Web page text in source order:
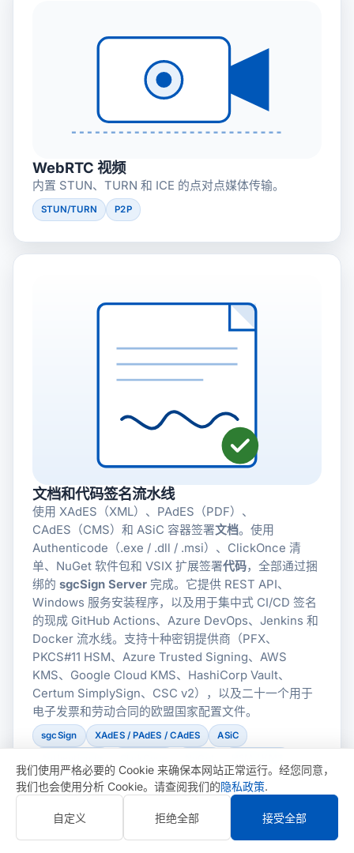
WebRTC 视频
内置 STUN、TURN 和 ICE 的点对点媒体传输。
STUN/TURN P2P
文档和代码签名流水线
使用 XAdES（XML）、PAdES（PDF）、
CAdES（CMS）和 ASiC 容器签署文档。使用
Authenticode（.exe / .dll / .msi）、ClickOnce 清
单、NuGet 软件包和 VSIX 扩展签署代码，全部通过捆
绑的 sgcSign Server 完成。它提供 REST API、
Windows 服务安装程序，以及用于集中式 CI/CD 签名
的现成 GitHub Actions、Azure DevOps、Jenkins 和
Docker 流水线。支持十种密钥提供商（PFX、
PKCS#11 HSM、Azure Trusted Signing、AWS
KMS、Google Cloud KMS、HashiCorp Vault、
Certum SimplySign、CSC v2），以及二十一个用于
电子发票和劳动合同的欧盟国家配置文件。
sgcSign XAdES / PAdES / CAdES ASiC
Server + REST API
我们使用严格必要的 Cookie 来确保本网站正常运行。经您同意，
我们也会使用分析 Cookie。请查阅我们的隐私政策.
自定义 拒绝全部 接受全部